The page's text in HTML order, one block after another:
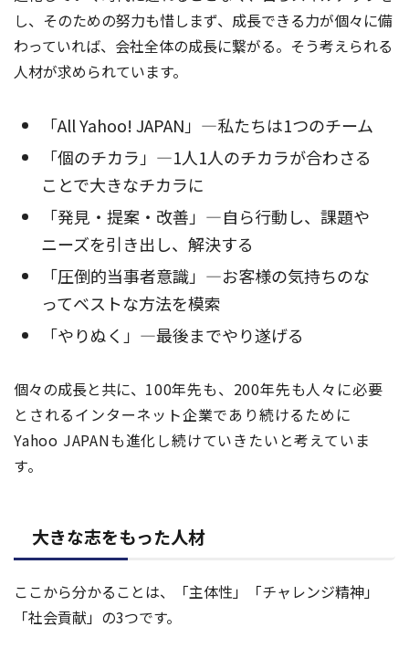
し、そのための努力も惜しまず、成長できる力が個々に備
わっていれば、会社全体の成長に繋がる。そう考えられる
人材が求められています。
「All Yahoo! JAPAN」―私たちは1つのチーム
「個のチカラ」―1人1人のチカラが合わさる
ことで大きなチカラに
「発見・提案・改善」―自ら行動し、課題や
ニーズを引き出し、解決する
「圧倒的当事者意識」―お客様の気持ちのな
ってベストな方法を模索
「やりぬく」―最後までやり遂げる
個々の成長と共に、 100年先も、200年先も人々に必要
とされるインターネット企業であり続けるために
Yahoo JAPANも進化し続けていきたいと考えていま
す。
大きな志をもった人材
ここから分かることは、「主体性」「チャレンジ精神」
「社会貢献」の3つです。